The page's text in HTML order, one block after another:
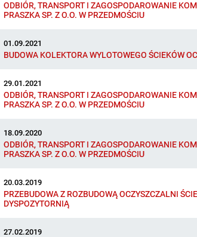
ODBIÓR, TRANSPORT I ZAGOSPODAROWANIE
PRASZKA SP. Z O.O. W PRZEDMOŚCIU
01.09.2021
BUDOWA KOLEKTORA WYLOTOWEGO ŚCIEKÓW
29.01.2021
ODBIÓR, TRANSPORT I ZAGOSPODAROWANIE
PRASZKA SP. Z O.O. W PRZEDMOŚCIU
18.09.2020
ODBIÓR, TRANSPORT I ZAGOSPODAROWANIE
PRASZKA SP. Z O.O. W PRZEDMOŚCIU
20.03.2019
PRZEBUDOWA Z ROZBUDOWĄ OCZYSZCZALNI
DYSPOZYTORNIĄ
27.02.2019